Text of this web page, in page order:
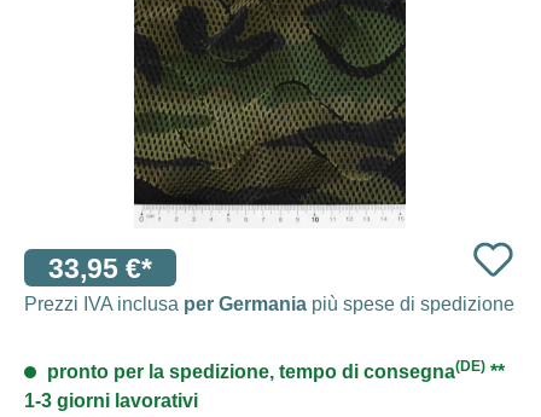
33,95 €*
Prezzi IVA inclusa per Germania più spese di spedizione
pronto per la spedizione, tempo di consegna(DE) **
1-3 giorni lavorativi